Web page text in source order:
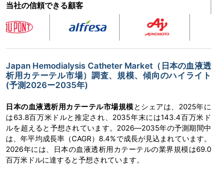
当社の信頼できる顧客
Japan Hemodialysis Catheter Market（日本の血液透
析用カテーテル市場）調査、規模、傾向のハイライト
(予測2026ー2035年)
日本の血液透析用カテーテル市場規模とシェアは、2025年に
は63.8百万米ドルと推定され、2035年末には143.4百万米ド
ルを超えると予想されています。2026―2035年の予測期間中
は、年平均成長率（CAGR）8.4%で成長が見込まれています。
2026年には、日本の血液透析用カテーテルの業界規模は69.0
百万米ドルに達すると予想されています。